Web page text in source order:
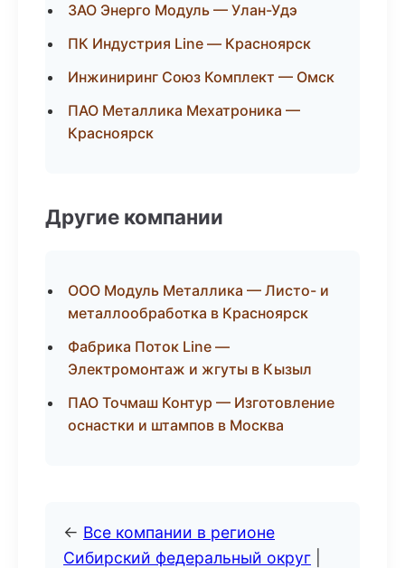
ЗАО Энерго Модуль — Улан-Удэ
ПК Индустрия Line — Красноярск
Инжиниринг Союз Комплект — Омск
ПАО Металлика Мехатроника —
Красноярск
Другие компании
ООО Модуль Металлика — Листо- и
металлообработка в Красноярск
Фабрика Поток Line —
Электромонтаж и жгуты в Кызыл
ПАО Точмаш Контур — Изготовление
оснастки и штампов в Москва
← Все компании в регионе
Сибирский федеральный округ